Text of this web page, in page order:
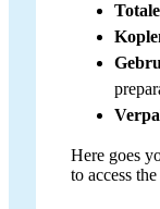
Here goes
to access